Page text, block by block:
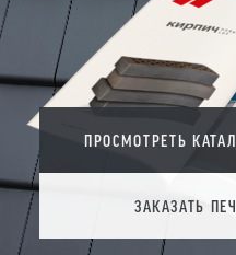
ПРОСМОТРЕТЬ
ЗАКАЗАТЬ